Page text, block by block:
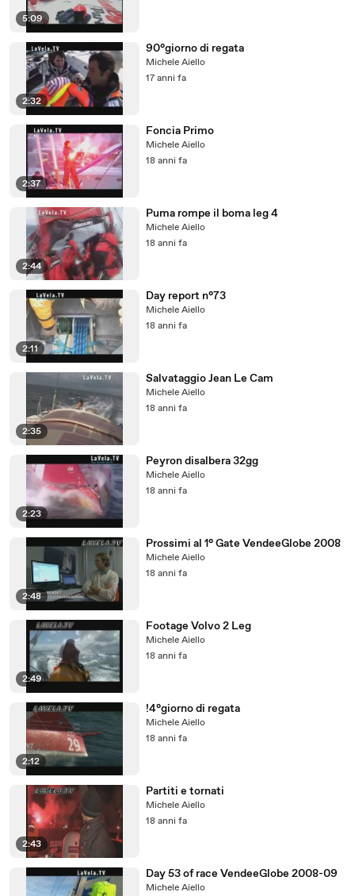
5:09
2:32
90°giorno di regata
Michele Aiello
17 anni fa
2:37
Foncia Primo
Michele Aiello
18 anni fa
2:44
Puma rompe il boma leg 4
Michele Aiello
18 anni fa
2:11
Day report n°73
Michele Aiello
18 anni fa
2:35
Salvataggio Jean Le Cam
Michele Aiello
18 anni fa
2:23
Peyron disalbera 32gg
Michele Aiello
18 anni fa
2:48
Prossimi al 1° Gate VendeeGlobe 2008
Michele Aiello
18 anni fa
2:49
Footage Volvo 2 Leg
Michele Aiello
18 anni fa
2:12
!4°giorno di regata
Michele Aiello
18 anni fa
2:43
Partiti e tornati
Michele Aiello
18 anni fa
Day 53 of race VendeeGlobe 2008-09
Michele Aiello